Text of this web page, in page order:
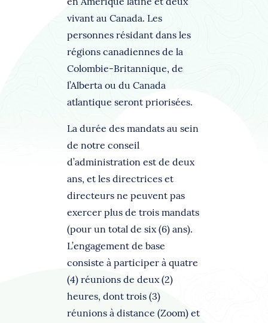
vivant au Canada. Les
personnes résidant dans les
régions canadiennes de la
Colombie-Britannique, de
l’Alberta ou du Canada
atlantique seront priorisées.
La durée des mandats au sein
de notre conseil
d’administration est de deux
ans, et les directrices et
directeurs ne peuvent pas
exercer plus de trois mandats
(pour un total de six (6) ans).
L’engagement de base
consiste à participer à quatre
(4) réunions de deux (2)
heures, dont trois (3)
réunions à distance (Zoom) et